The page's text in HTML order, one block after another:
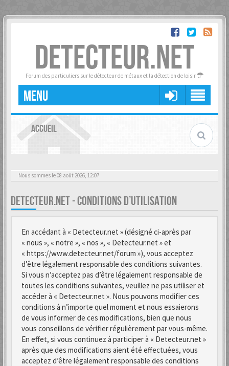
DETECTEUR.NET
Forum des particuliers sur le détecteur de métaux et la détection de loisir
MENU
ACCUEIL
Nous sommes le 08 août 2026, 12:07
DETECTEUR.NET - CONDITIONS D’UTILISATION
En accédant à « Detecteur.net » (désigné ci-après par
« nous », « notre », « nos », « Detecteur.net » et
« https://www.detecteur.net/forum »), vous acceptez
d’être légalement responsable des conditions suivantes.
Si vous n’acceptez pas d’être légalement responsable de
toutes les conditions suivantes, veuillez ne pas utiliser et
accéder à « Detecteur.net ». Nous pouvons modifier ces
conditions à n’importe quel moment et nous essaierons
de vous informer de ces modifications, bien que nous
vous conseillons de vérifier régulièrement par vous-même.
En effet, si vous continuez à participer à « Detecteur.net »
après que des modifications aient été effectuées, vous
acceptez d’être légalement responsable des conditions